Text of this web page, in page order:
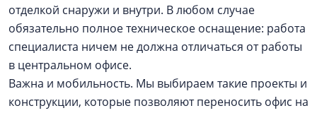
отделкой снаружи и внутри. В любом случае
обязательно полное техническое оснащение: работа
специалиста ничем не должна отличаться от работы
в центральном офисе.
Важна и мобильность. Мы выбираем такие проекты и
конструкции, которые позволяют переносить офис на